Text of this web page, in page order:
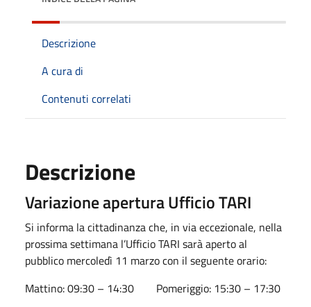
Descrizione
A cura di
Contenuti correlati
Descrizione
Variazione apertura Ufficio TARI
Si informa la cittadinanza che, in via eccezionale, nella
prossima settimana l’Ufficio TARI sarà aperto al
pubblico mercoledì 11 marzo con il seguente orario:
Mattino: 09:30 – 14:30 Pomeriggio: 15:30 – 17:30